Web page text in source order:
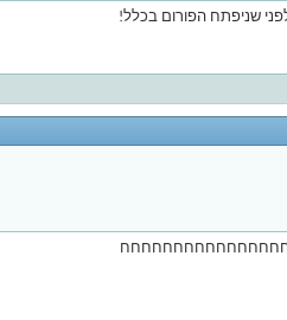
שניפתח הפורום בכלל!